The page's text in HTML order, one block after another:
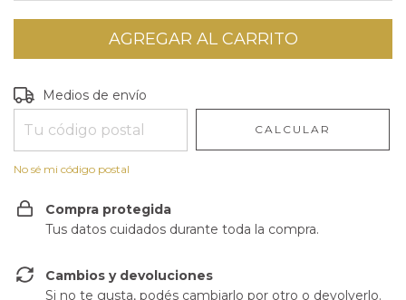
Entregas para el CP:
Medios de envío
CALCULAR
No sé mi código postal
Compra protegida
Tus datos cuidados durante toda la compra.
Cambios y devoluciones
Si no te gusta, podés cambiarlo por otro o devolverlo.